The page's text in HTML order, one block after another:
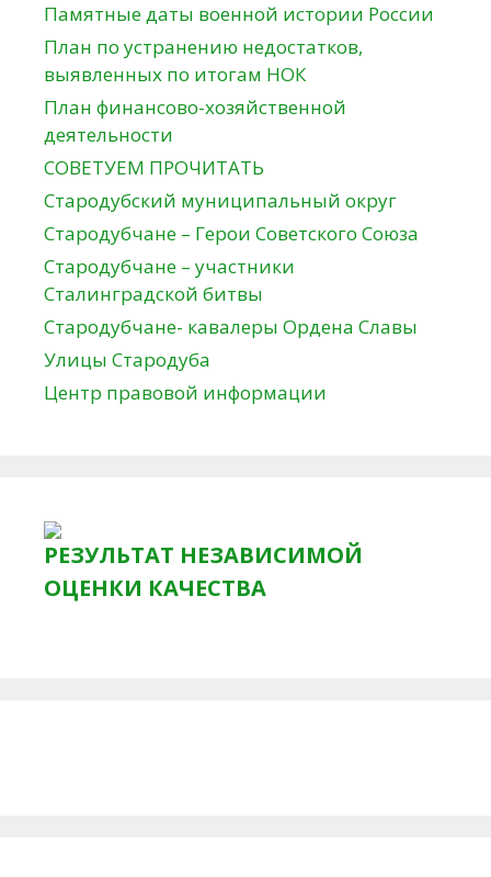
Памятные даты военной истории России
План по устранению недостатков,
выявленных по итогам НОК
План финансово-хозяйственной
деятельности
СОВЕТУЕМ ПРОЧИТАТЬ
Стародубский муниципальный округ
Стародубчане – Герои Советского Союза
Стародубчане – участники
Сталинградской битвы
Стародубчане- кавалеры Ордена Славы
Улицы Стародуба
Центр правовой информации
РЕЗУЛЬТАТ НЕЗАВИСИМОЙ
ОЦЕНКИ КАЧЕСТВА